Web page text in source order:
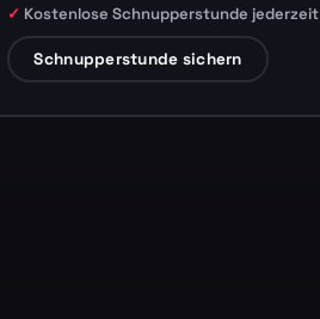
Kostenlose Schnupperstunde jederzeit
Schnupperstunde sichern